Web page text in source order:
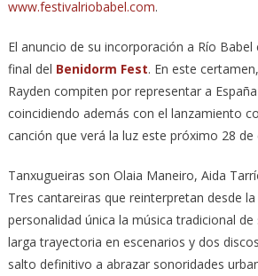
www.festivalriobabel.com.
El anuncio de su incorporación a Río
final del Benidorm Fest. En este
Rayden compiten por representar a
coincidiendo además con el lanzamiento
canción que verá la luz este próximo 28 de
Tanxugueiras son Olaia Maneiro, Aida
Tres cantareiras que reinterpretan desde
personalidad única la música tradicional de
larga trayectoria en escenarios y dos
salto definitivo a abrazar sonoridades